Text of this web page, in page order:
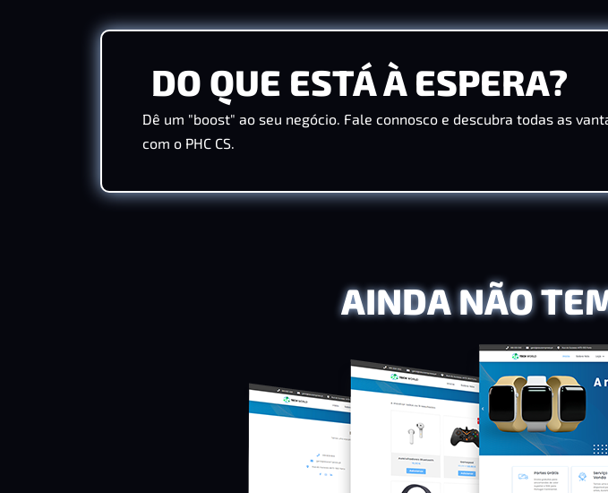
DO QUE ESTÁ À ESPERA?
Dê um "boost" ao seu negócio. Fale connosco e descubra todas as
com o PHC CS.
AINDA NÃO